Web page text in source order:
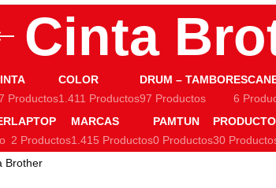
Cinta
Productos
COLOR
1.411 Productos
DRUM – TAMBOR
97 Productos
6
LAPTOP
2 Productos
MARCAS
1.415 Productos
PAMTUN
0 Productos30
Brother